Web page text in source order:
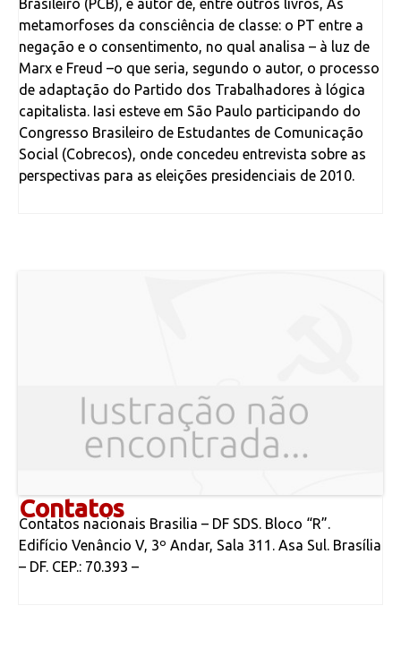
metamorfoses da consciência de classe: o PT entre a
negação e o consentimento, no qual analisa – à luz de
Marx e Freud –o que seria, segundo o autor, o processo
de adaptação do Partido dos Trabalhadores à lógica
capitalista. Iasi esteve em São Paulo participando do
Congresso Brasileiro de Estudantes de Comunicação
Social (Cobrecos), onde concedeu entrevista sobre as
perspectivas para as eleições presidenciais de 2010.
Contatos
Contatos nacionais Brasilia – DF SDS. Bloco “R”.
Edifício Venâncio V, 3º Andar, Sala 311. Asa Sul. Brasília
– DF. CEP.: 70.393 –